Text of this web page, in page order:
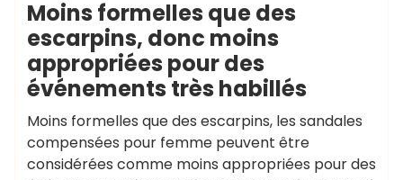
Moins formelles que des
escarpins, donc moins
appropriées pour des
événements très habillés
Moins formelles que des escarpins, les sandales
compensées pour femme peuvent être
considérées comme moins appropriées pour des